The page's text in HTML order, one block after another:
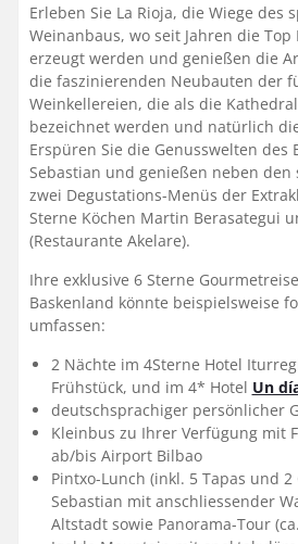
Erleben Sie La Rioja, die Wiege des
Weinanbaus, wo seit Jahren die Top
erzeugt werden und genießen die
die faszinierenden Neubauten der
Weinkellereien, die als die
bezeichnet werden und natürlich
Erspüren Sie die Genusswelten des
Sebastian und genießen neben den
zwei Degustations-Menüs der
Sterne Köchen Martin Berasategui
(Restaurante Akelare).
Ihre exklusive 6 Sterne
Baskenland könnte beispielsweise
umfassen:
2 Nächte im 4Sterne Hotel
Frühstück, und im 4* Hotel Un
deutschsprachiger persönlicher
Kleinbus zu Ihrer Verfügung mit
ab/bis Airport Bilbao
Pintxo-Lunch (inkl. 5 Tapas und 2
Sebastian mit anschliessender
Altstadt sowie Panorama-Tour